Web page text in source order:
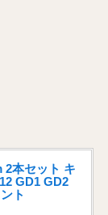
2本セット キ
GD1 GD2
ト